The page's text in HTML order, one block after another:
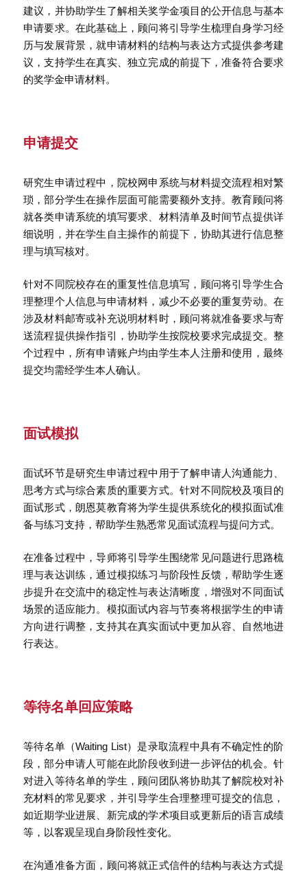
建议，并协助学生了解相关奖学金项目的公开信息与基本
申请要求。在此基础上，顾问将引导学生梳理自身学习经
历与发展背景，就申请材料的结构与表达方式提供参考建
议，支持学生在真实、独立完成的前提下，准备符合要求
的奖学金申请材料。
申请提交
研究生申请过程中，院校网申系统与材料提交流程相对繁
琐，部分学生在操作层面可能需要额外支持。教育顾问将
就各类申请系统的填写要求、材料清单及时间节点提供详
细说明，并在学生自主操作的前提下，协助其进行信息整
理与填写核对。
针对不同院校存在的重复性信息填写，顾问将引导学生合
理整理个人信息与申请材料，减少不必要的重复劳动。在
涉及材料邮寄或补充说明材料时，顾问将就准备要求与寄
送流程提供操作指引，协助学生按院校要求完成提交。整
个过程中，所有申请账户均由学生本人注册和使用，最终
提交均需经学生本人确认。
面试模拟
面试环节是研究生申请过程中用于了解申请人沟通能力、
思考方式与综合素质的重要方式。针对不同院校及项目的
面试形式，朗恩莫教育将为学生提供系统化的模拟面试准
备与练习支持，帮助学生熟悉常见面试流程与提问方式。
在准备过程中，导师将引导学生围绕常见问题进行思路梳
理与表达训练，通过模拟练习与阶段性反馈，帮助学生逐
步提升在交流中的稳定性与表达清晰度，增强对不同面试
场景的适应能力。模拟面试内容与节奏将根据学生的申请
方向进行调整，支持其在真实面试中更加从容、自然地进
行表达。
等待名单回应策略
等待名单（Waiting List）是录取流程中具有不确定性的阶
段，部分申请人可能在此阶段收到进一步评估的机会。针
对进入等待名单的学生，顾问团队将协助其了解院校对补
充材料的常见要求，并引导学生合理整理可提交的信息，
如近期学业进展、新完成的学术项目或更新后的语言成绩
等，以客观呈现自身阶段性变化。
在沟通准备方面，顾问将就正式信件的结构与表达方式提